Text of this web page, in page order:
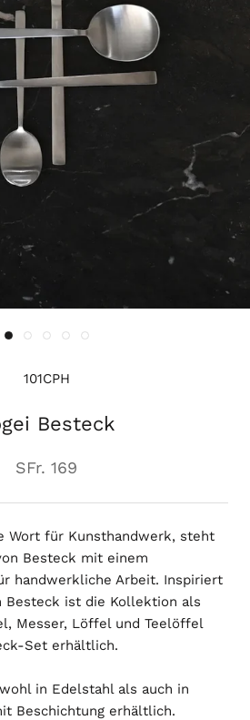
101CPH
Besteck
SFr. 169
Wort für Kunsthandwerk, steht
Besteck mit einem
handwerkliche Arbeit. Inspiriert
Besteck ist die Kollektion als
Messer, Löffel und Teelöffel
Set erhältlich.
in Edelstahl als auch in
Beschichtung erhältlich.